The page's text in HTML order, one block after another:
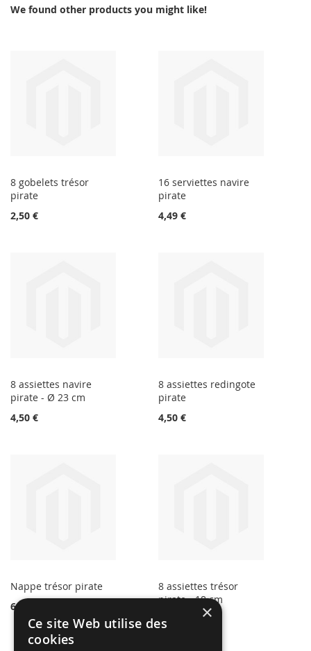
We found other products you might like!
8 gobelets trésor
pirate
2,50 €
16 serviettes navire
pirate
4,49 €
8 assiettes navire
pirate - Ø 23 cm
4,50 €
8 assiettes redingote
pirate
4,50 €
Nappe trésor pirate
6,99 €
8 assiettes trésor
pirate - 18 cm
4,50 €
×
Ce site Web utilise des
cookies